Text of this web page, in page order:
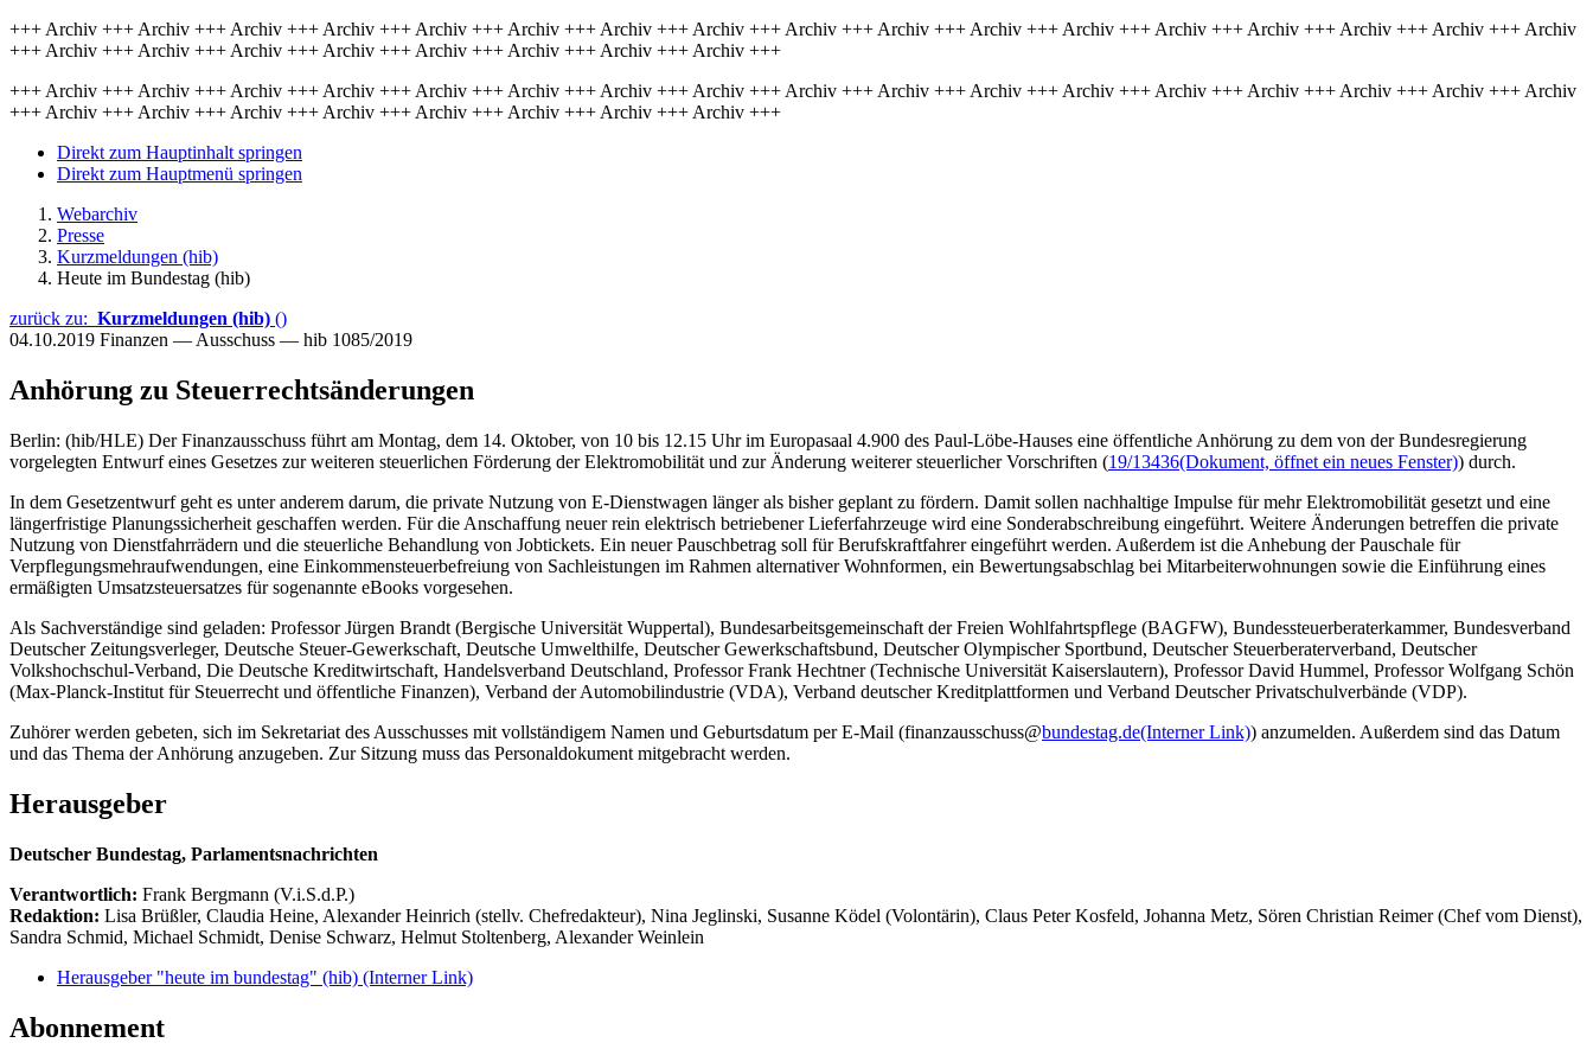
+++ Archiv +++ Archiv +++ Archiv +++ Archiv +++ Archiv +++ Archiv +++ Archiv +++ Archiv +++ Archiv +++ Archiv +++ Archiv +++ Archiv +++ Archiv +++ Archiv +++ Archiv +++ Archiv +++ Archiv
+++ Archiv +++ Archiv +++ Archiv +++ Archiv +++ Archiv +++ Archiv +++ Archiv +++ Archiv +++
+++ Archiv +++ Archiv +++ Archiv +++ Archiv +++ Archiv +++ Archiv +++ Archiv +++ Archiv +++ Archiv +++ Archiv +++ Archiv +++ Archiv +++ Archiv +++ Archiv +++ Archiv +++ Archiv +++ Archiv
+++ Archiv +++ Archiv +++ Archiv +++ Archiv +++ Archiv +++ Archiv +++ Archiv +++ Archiv +++
Direkt zum Hauptinhalt springen
Direkt zum Hauptmenü springen
Webarchiv
Presse
Kurzmeldungen (hib)
Heute im Bundestag (hib)
zurück zu: Kurzmeldungen (hib) ()
04.10.2019 Finanzen — Ausschuss — hib 1085/2019
Anhörung zu Steuerrechtsänderungen
Berlin: (hib/HLE) Der Finanzausschuss führt am Montag, dem 14. Oktober, von 10 bis 12.15 Uhr im Europasaal 4.900 des Paul-Löbe-Hauses eine öffentliche Anhörung zu dem von der Bundesregierung
vorgelegten Entwurf eines Gesetzes zur weiteren steuerlichen Förderung der Elektromobilität und zur Änderung weiterer steuerlicher Vorschriften (19/13436(Dokument, öffnet ein neues Fenster)) durch.
In dem Gesetzentwurf geht es unter anderem darum, die private Nutzung von E-Dienstwagen länger als bisher geplant zu fördern. Damit sollen nachhaltige Impulse für mehr Elektromobilität gesetzt und eine
längerfristige Planungssicherheit geschaffen werden. Für die Anschaffung neuer rein elektrisch betriebener Lieferfahrzeuge wird eine Sonderabschreibung eingeführt. Weitere Änderungen betreffen die private
Nutzung von Dienstfahrrädern und die steuerliche Behandlung von Jobtickets. Ein neuer Pauschbetrag soll für Berufskraftfahrer eingeführt werden. Außerdem ist die Anhebung der Pauschale für
Verpflegungsmehraufwendungen, eine Einkommensteuerbefreiung von Sachleistungen im Rahmen alternativer Wohnformen, ein Bewertungsabschlag bei Mitarbeiterwohnungen sowie die Einführung eines
ermäßigten Umsatzsteuersatzes für sogenannte eBooks vorgesehen.
Als Sachverständige sind geladen: Professor Jürgen Brandt (Bergische Universität Wuppertal), Bundesarbeitsgemeinschaft der Freien Wohlfahrtspflege (BAGFW), Bundessteuerberaterkammer, Bundesverband
Deutscher Zeitungsverleger, Deutsche Steuer-Gewerkschaft, Deutsche Umwelthilfe, Deutscher Gewerkschaftsbund, Deutscher Olympischer Sportbund, Deutscher Steuerberaterverband, Deutscher
Volkshochschul-Verband, Die Deutsche Kreditwirtschaft, Handelsverband Deutschland, Professor Frank Hechtner (Technische Universität Kaiserslautern), Professor David Hummel, Professor Wolfgang Schön
(Max-Planck-Institut für Steuerrecht und öffentliche Finanzen), Verband der Automobilindustrie (VDA), Verband deutscher Kreditplattformen und Verband Deutscher Privatschulverbände (VDP).
Zuhörer werden gebeten, sich im Sekretariat des Ausschusses mit vollständigem Namen und Geburtsdatum per E-Mail (finanzausschuss@bundestag.de(Interner Link)) anzumelden. Außerdem sind das Datum
und das Thema der Anhörung anzugeben. Zur Sitzung muss das Personaldokument mitgebracht werden.
Herausgeber
Deutscher Bundestag, Parlamentsnachrichten
Verantwortlich: Frank Bergmann (V.i.S.d.P.)
Redaktion: Lisa Brüßler, Claudia Heine, Alexander Heinrich (stellv. Chefredakteur), Nina Jeglinski, Susanne Ködel (Volontärin), Claus Peter Kosfeld, Johanna Metz, Sören Christian Reimer (Chef vom Dienst),
Sandra Schmid, Michael Schmidt, Denise Schwarz, Helmut Stoltenberg, Alexander Weinlein
Herausgeber "heute im bundestag" (hib) (Interner Link)
Abonnement